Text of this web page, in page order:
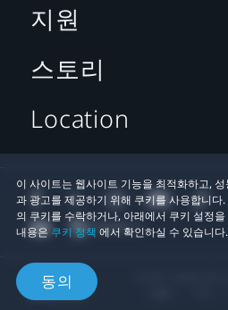
이 사이트는 웹사이트 기능을 최적화하고,
과 광고를 제공하기 위해 쿠키를 사용합니
의 쿠키를 수락하거나, 아래에서 쿠키 설정
내용은 쿠키 정책 에서 확인하실 수 있습니다.
동의
지원
스토리
Location